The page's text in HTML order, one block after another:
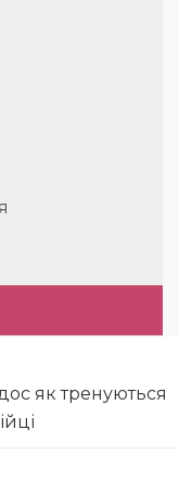
як тренуються